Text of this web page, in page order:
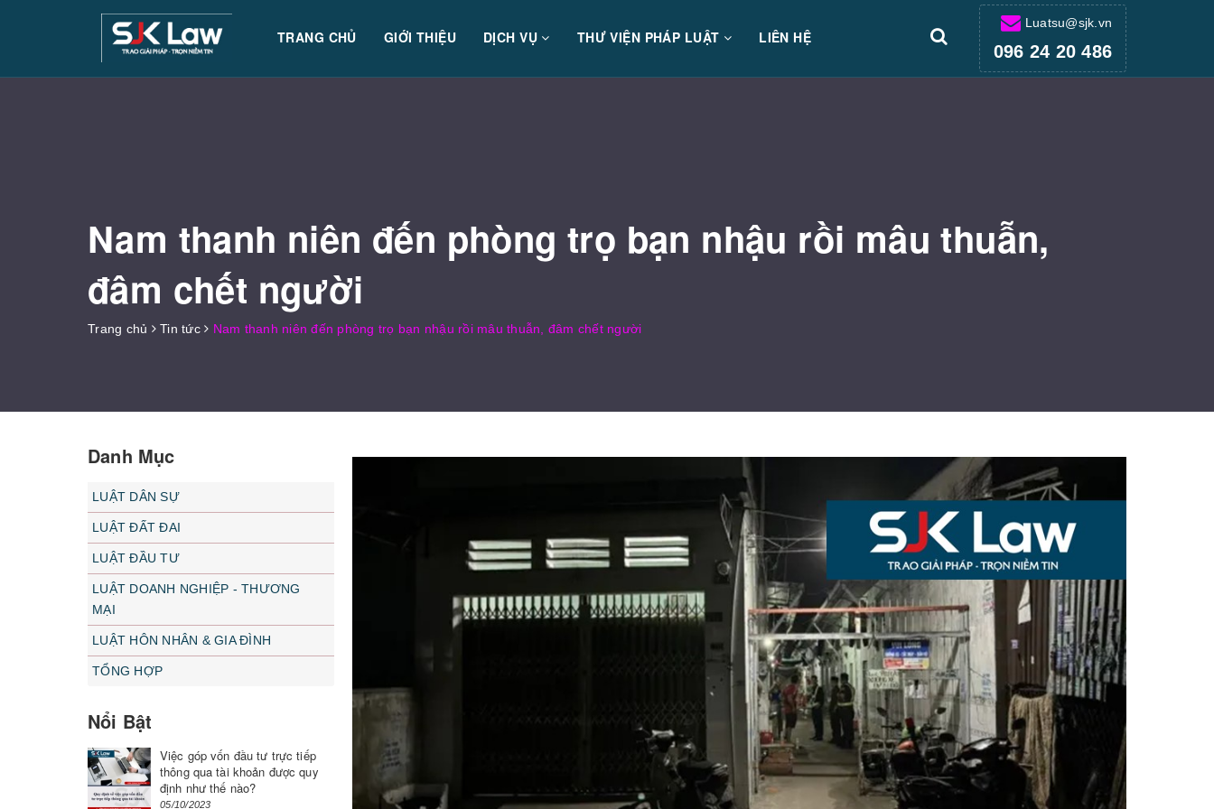
TRANG CHỦ GIỚI THIỆU DỊCH VỤ THƯ VIỆN PHÁP LUẬT LIÊN HỆ
Luatsu@sjk.vn
096 24 20 486
Nam thanh niên đến phòng trọ bạn nhậu rồi mâu thuẫn,
đâm chết người
Trang chủ Tin tức Nam thanh niên đến phòng trọ bạn nhậu rồi mâu thuẫn, đâm chết người
Danh Mục
LUẬT DÂN SỰ
LUẬT ĐẤT ĐAI
LUẬT ĐẦU TƯ
LUẬT DOANH NGHIỆP - THƯƠNG
MẠI
LUẬT HÔN NHÂN & GIA ĐÌNH
TỔNG HỢP
Nổi Bật
Việc góp vốn đầu tư trực tiếp
thông qua tài khoản được quy
định như thế nào?
05/10/2023